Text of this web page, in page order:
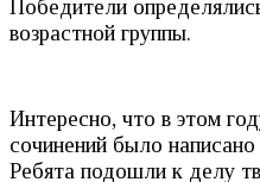
Победители
возрастной группы.
Интересно, что в этом
сочинений было
Ребята подошли к делу